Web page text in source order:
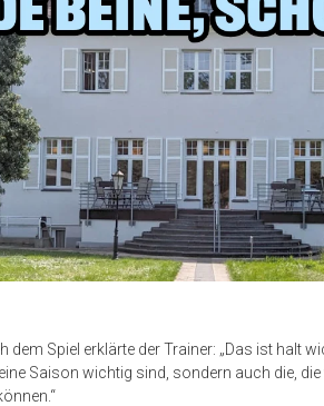
dem Spiel erklärte der Trainer: „Das ist halt
Saison wichtig sind, sondern auch die, die